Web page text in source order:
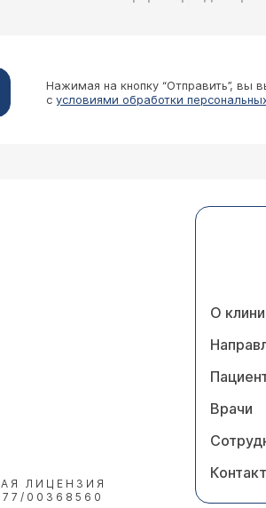
Нажимая на кнопку “Отправить”, вы
с условиями обработки
ЛИЦЕНЗИЯ
00368560
О
Врачи